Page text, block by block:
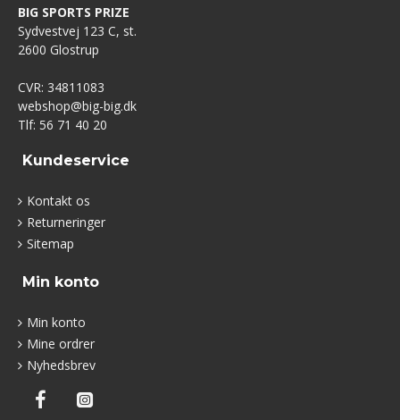
BIG SPORTS PRIZE
Sydvestvej 123 C, st.
2600 Glostrup
CVR: 34811083
webshop@big-big.dk
Tlf: 56 71 40 20
Kundeservice
Kontakt os
Returneringer
Sitemap
Min konto
Min konto
Mine ordrer
Nyhedsbrev